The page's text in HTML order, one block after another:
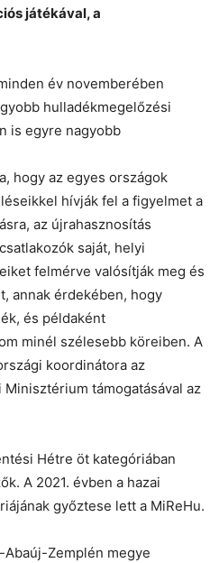
játékával, a
év novemberében
hulladékmegelőzési
is egyre nagyobb
hogy az egyes országok
hívják fel a figyelmet a
az újrahasznosítás
saját, helyi
felmérve valósítják meg és
annak érdekében, hogy
és példaként
minél szélesebb köreiben. A
koordinátora az
támogatásával az
Hétre öt kategóriában
A 2021. évben a hazai
győztese lett a MiReHu.
Zemplén megye
Mr wAIste